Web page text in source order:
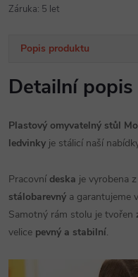
Záruka: 5 let
Popis produktu
Detailní
Plastový omyvatelný stůl
ledvinky je stálicí naší
Pracovnídeska je vyrobena z
stálobarevný a garantujeme
Samotný rám stolu je tvořen
velice pevný a stabilní.